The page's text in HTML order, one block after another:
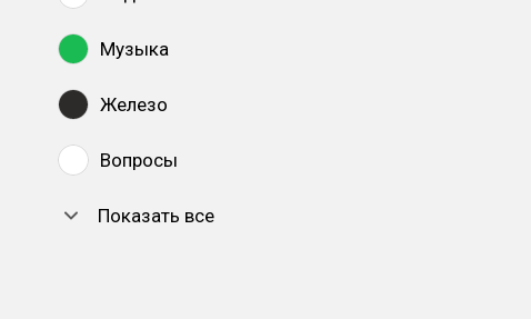
Музыка
Железо
Вопросы
Показать все